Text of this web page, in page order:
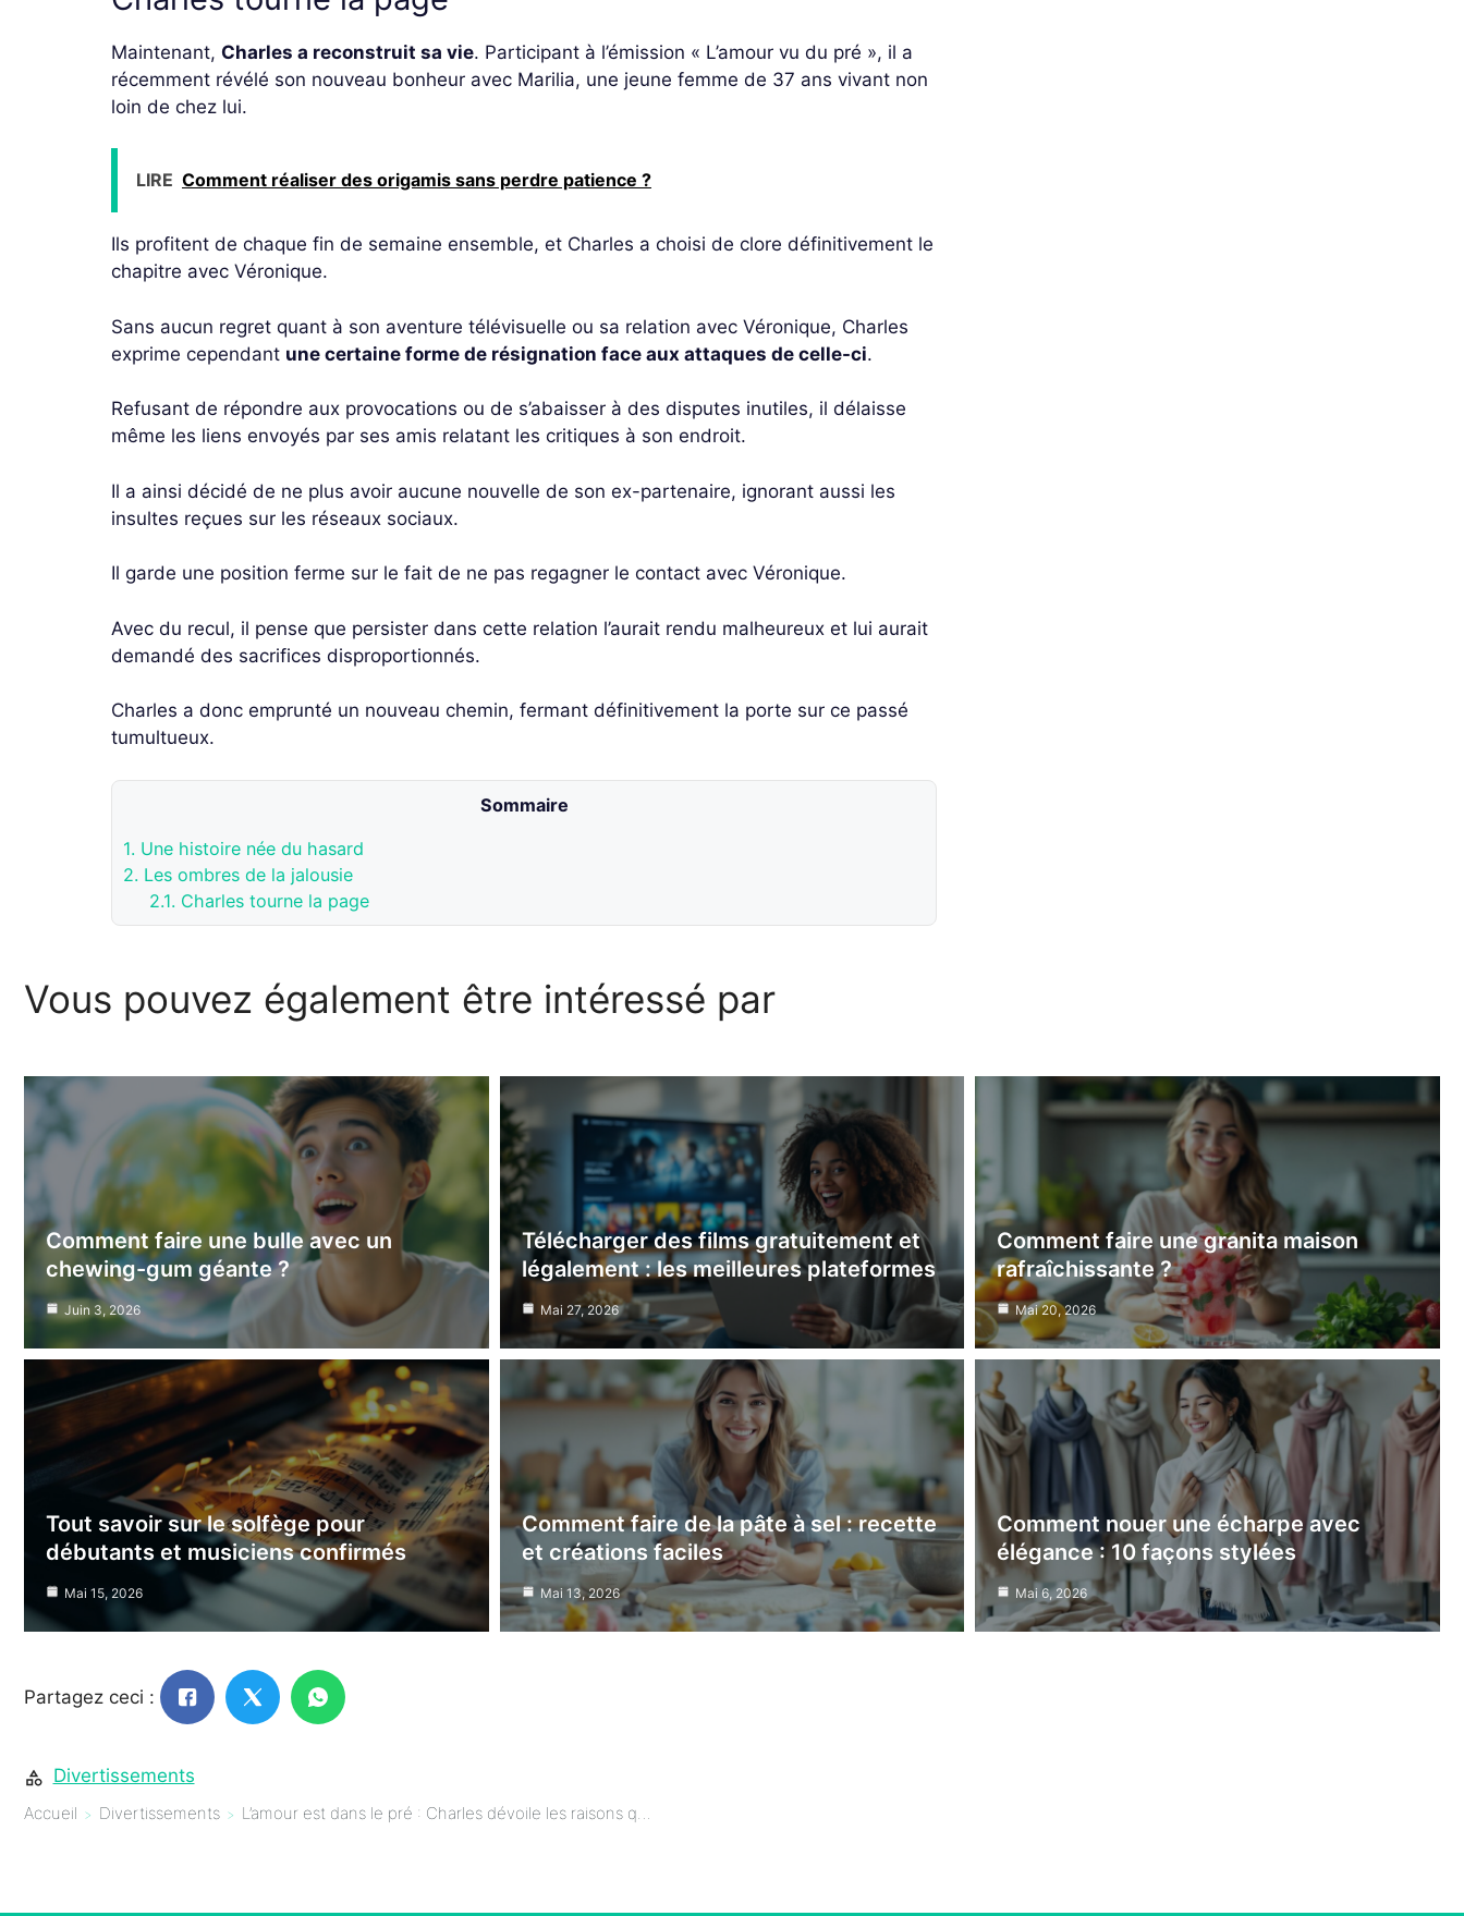
Maintenant, Charles a reconstruit sa vie. Participant à l’émission « L’amour vu du pré », il a
récemment révélé son nouveau bonheur avec Marilia, une jeune femme de 37 ans vivant non
loin de chez lui.
LIRE Comment réaliser des origamis sans perdre patience ?
Ils profitent de chaque fin de semaine ensemble, et Charles a choisi de clore définitivement le
chapitre avec Véronique.
Sans aucun regret quant à son aventure télévisuelle ou sa relation avec Véronique, Charles
exprime cependant une certaine forme de résignation face aux attaques de celle-ci.
Refusant de répondre aux provocations ou de s’abaisser à des disputes inutiles, il délaisse
même les liens envoyés par ses amis relatant les critiques à son endroit.
Il a ainsi décidé de ne plus avoir aucune nouvelle de son ex-partenaire, ignorant aussi les
insultes reçues sur les réseaux sociaux.
Il garde une position ferme sur le fait de ne pas regagner le contact avec Véronique.
Avec du recul, il pense que persister dans cette relation l’aurait rendu malheureux et lui aurait
demandé des sacrifices disproportionnés.
Charles a donc emprunté un nouveau chemin, fermant définitivement la porte sur ce passé
tumultueux.
Sommaire
1. Une histoire née du hasard
2. Les ombres de la jalousie
2.1. Charles tourne la page
Vous pouvez également être intéressé par
Comment faire une bulle avec un
chewing-gum géante ?
Juin 3, 2026
Télécharger des films gratuitement et
légalement : les meilleures plateformes
Mai 27, 2026
Comment faire une granita maison
rafraîchissante ?
Mai 20, 2026
Tout savoir sur le solfège pour
débutants et musiciens confirmés
Mai 15, 2026
Comment faire de la pâte à sel : recette
et créations faciles
Mai 13, 2026
Comment nouer une écharpe avec
élégance : 10 façons stylées
Mai 6, 2026
Partagez ceci :
Divertissements
Accueil Divertissements